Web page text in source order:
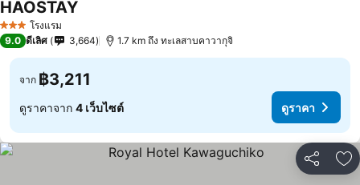
3 ดาว โรงแรม
HAOSTAY
9.0 ดีเลิศ 3,664 1.7 km ถึง ทะเลสาบคาวากุจิ
จาก ฿3,211
ดูราคาจาก 4 เว็บไซต์ ดูราคา
แชร์ เ